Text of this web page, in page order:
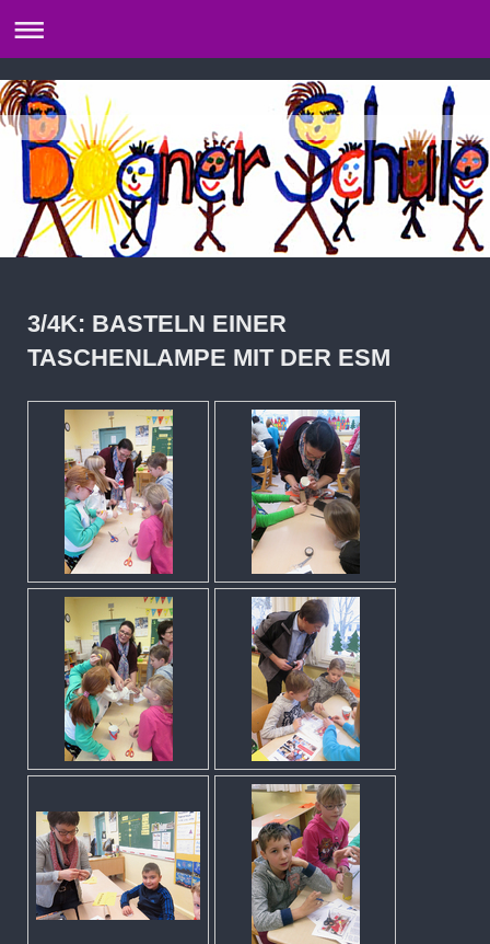
3/4K: BASTELN EINER
TASCHENLAMPE MIT DER ESM